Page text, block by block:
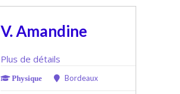
V. Amandine
Plus de détails
Physique Bordeaux